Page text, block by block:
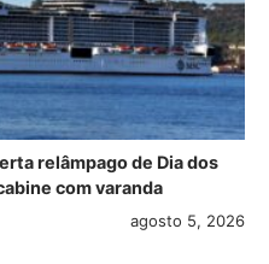
relâmpago de Dia dos
com varanda
agosto 5, 2026